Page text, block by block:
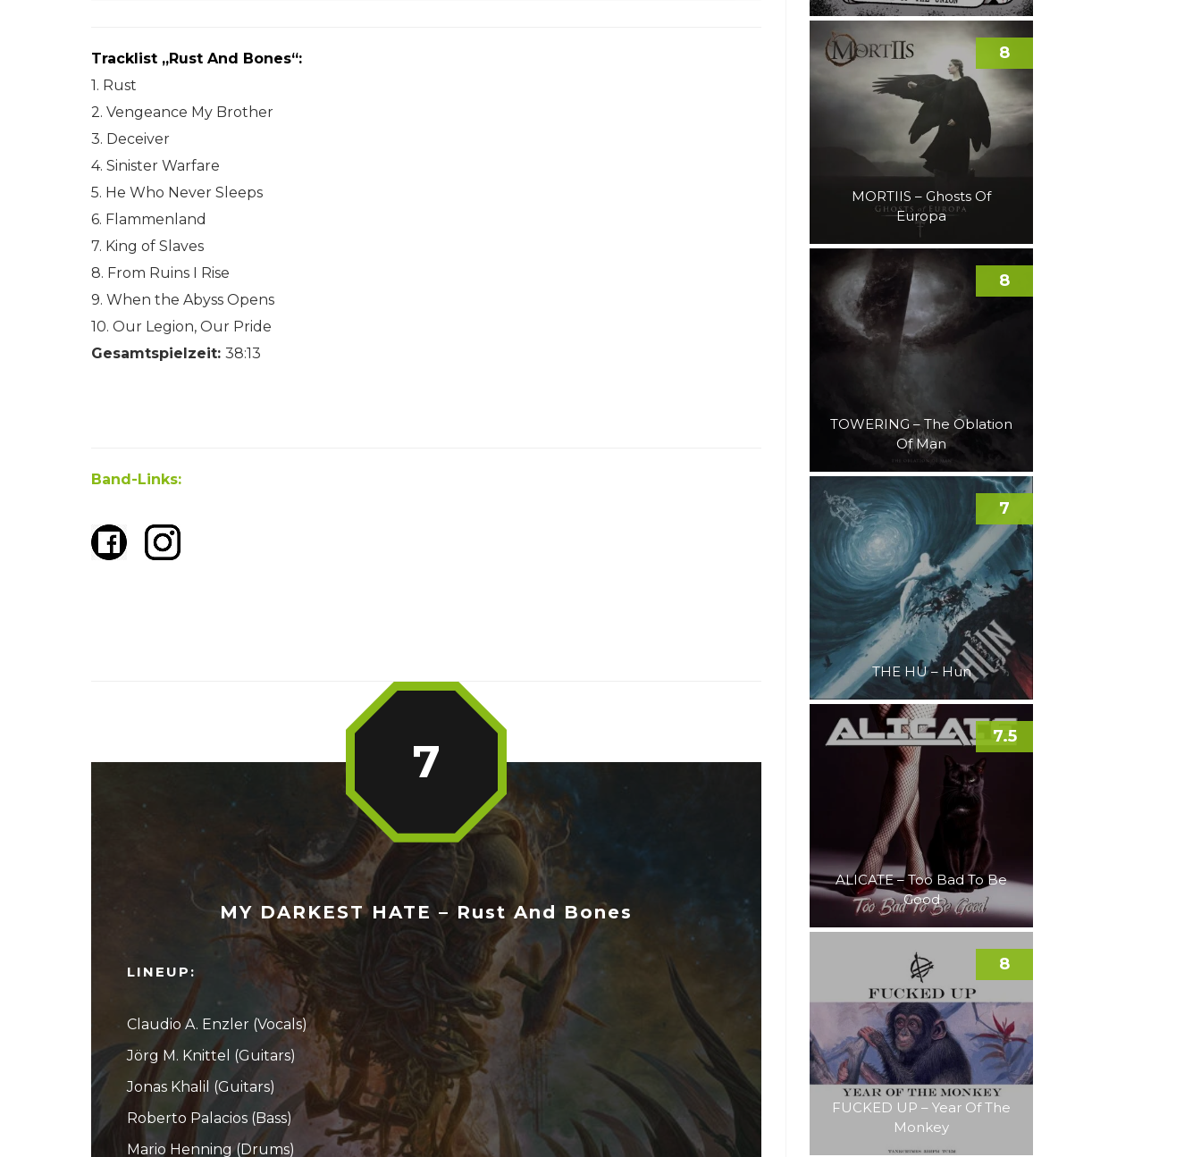
Tracklist „Rust And Bones“:
1. Rust
2. Vengeance My Brother
3. Deceiver
4. Sinister Warfare
5. He Who Never Sleeps
6. Flammenland
7. King of Slaves
8. From Ruins I Rise
9. When the Abyss Opens
10. Our Legion, Our Pride
Gesamtspielzeit: 38:13
Band-Links:
MY DARKEST HATE – Rust And Bones
LINEUP:
Claudio A. Enzler (Vocals)
Jörg M. Knittel (Guitars)
Jonas Khalil (Guitars)
Roberto Palacios (Bass)
Mario Henning (Drums)
7
MORTIIS – Ghosts Of
Europa
8
TOWERING – The Oblation
Of Man
8
THE HU – Hun
7
ALICATE – Too Bad To Be
Good
7.5
FUCKED UP – Year Of The
Monkey
8